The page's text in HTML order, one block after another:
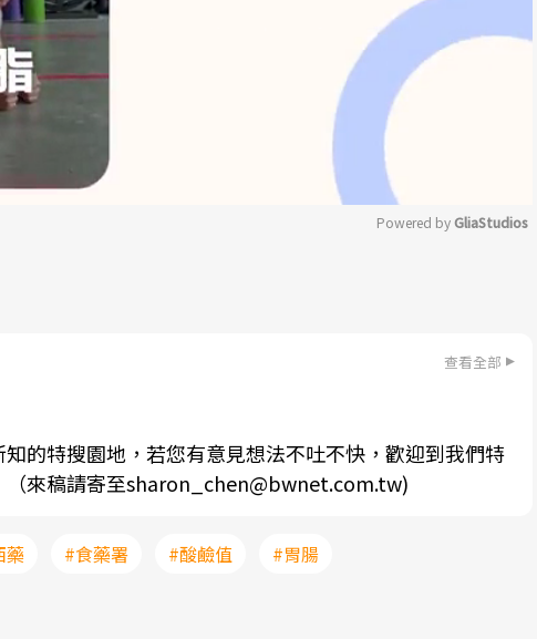
Powered by GliaStudios
查看全部
的特搜園地，若您有意見想法不吐不快，歡迎到我們特
（來稿請寄至sharon_chen@bwnet.com.tw)
藥 #食藥署 #酸鹼值 #胃腸